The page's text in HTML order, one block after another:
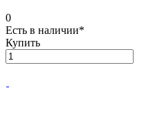
0
Есть в наличии*
Купить